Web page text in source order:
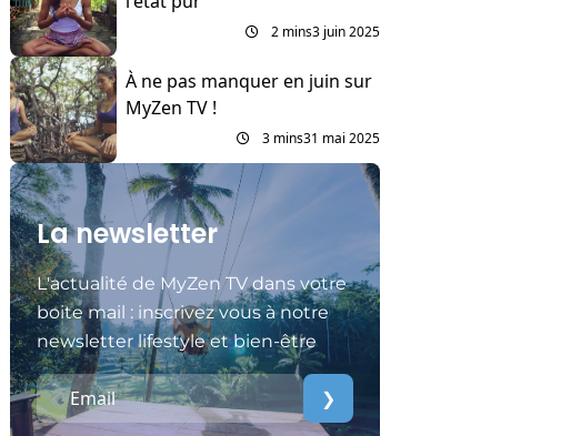
2 mins3 juin 2025
À ne pas manquer en juin sur
MyZen TV !
3 mins31 mai 2025
La newsletter
L'actualité de MyZen TV dans votre
boite mail : inscrivez vous à notre
newsletter lifestyle et bien-être
❯